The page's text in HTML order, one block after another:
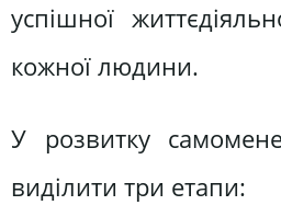
успішної
кожної людини.
У розвитку
виділити три етапи: